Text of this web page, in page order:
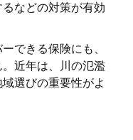
などの対策が有効
できる保険にも、
近年は、川の氾濫
選びの重要性がよ